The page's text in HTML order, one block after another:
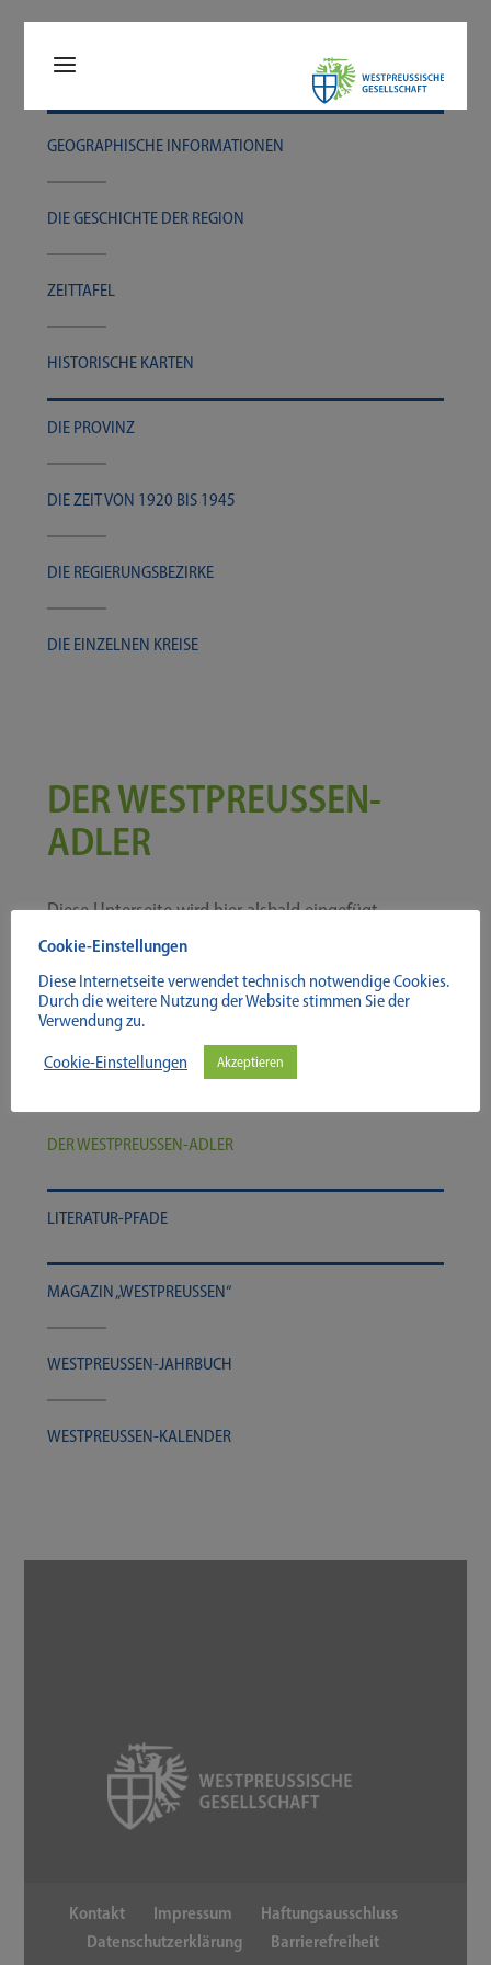
GEO­GRA­PHI­SCHE INFORMATIONEN
DIE GESCHICH­TE DER REGION
ZEIT­TA­FEL
HIS­TO­RI­SCHE KARTEN
DIE PRO­VINZ
DIE ZEIT VON 1920 BIS 1945
DIE REGIE­RUNGS­BE­ZIR­KE
DIE EIN­ZEL­NEN KREISE
DER WESTPREUSSEN-​​A
DLER
Die­se Unter­sei­te wird hier als­bald eingefügt.
PER­SÖN­LICH­KEI­TEN
DER WESTPREUSSEN-​​​ADLER
LITERATUR-​​​PFADE
MAGA­ZIN „WEST­PREU­SSEN“
WESTPREUSSEN-​​​JAHRBUCH
WESTPREUSSEN-​​​KALENDER
Kontakt Impressum
Haftungsausschluss
Datenschutzerklärung
Barrierefreiheit
Cookie-Einstellungen
Diese Internetseite verwendet technisch notwendige Cookies.
Durch die weitere Nutzung der Website stimmen Sie der
Verwendung zu.
Cookie-Einstellungen
Akzeptieren